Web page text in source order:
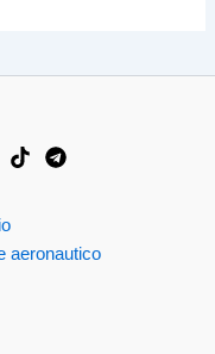
aeronautico